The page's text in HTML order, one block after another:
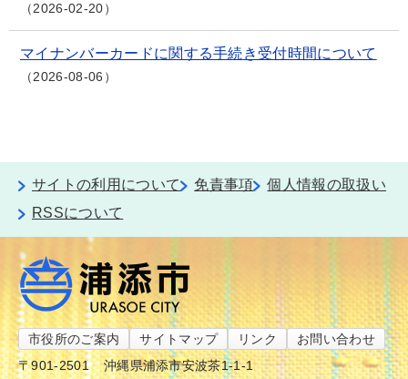
2026-02-20
マイナンバーカードに関する手続き受付時間について
2026-08-06
サイトの利用について 免責事項
個人情報の取扱い
RSSについて
市役所のご案内 サイトマップ リンク
お問い合わせ
〒901-2501
沖縄県浦添市安波茶1-1-1